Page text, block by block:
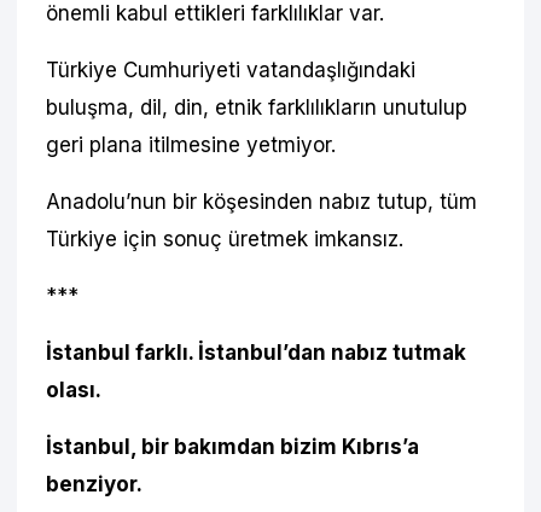
önemli kabul ettikleri farklılıklar var.
Türkiye Cumhuriyeti vatandaşlığındaki
buluşma, dil, din, etnik farklılıkların unutulup
geri plana itilmesine yetmiyor.
Anadolu’nun bir köşesinden nabız tutup, tüm
Türkiye için sonuç üretmek imkansız.
***
İstanbul farklı. İstanbul’dan nabız tutmak
olası.
İstanbul, bir bakımdan bizim Kıbrıs’a
benziyor.